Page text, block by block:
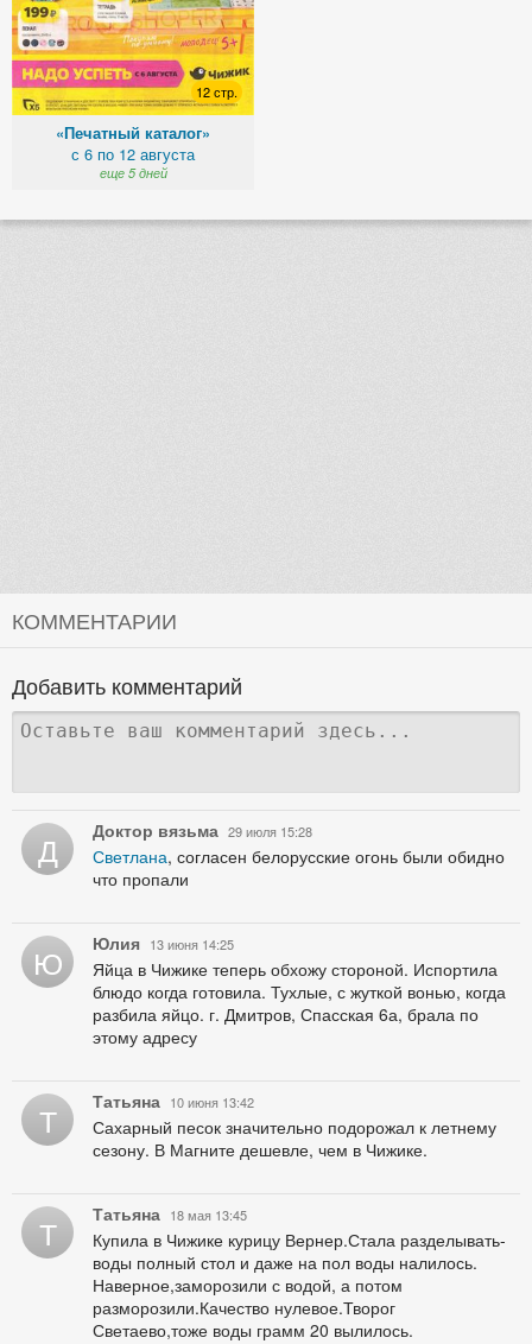
12 стр.
«Печатный каталог»
с 6 по 12 августа
еще 5 дней
КОММЕНТАРИИ
Добавить комментарий
Д Доктор вязьма 29 июля 15:28
Светлана, согласен белорусские огонь были обидно
что пропали
Ю Юлия 13 июня 14:25
Яйца в Чижике теперь обхожу стороной. Испортила
блюдо когда готовила. Тухлые, с жуткой вонью, когда
разбила яйцо. г. Дмитров, Спасская 6а, брала по
этому адресу
Т Татьяна 10 июня 13:42
Сахарный песок значительно подорожал к летнему
сезону. В Магните дешевле, чем в Чижике.
Т Татьяна 18 мая 13:45
Купила в Чижике курицу Вернер.Стала разделывать-
воды полный стол и даже на пол воды налилось.
Наверное,заморозили с водой, а потом
разморозили.Качество нулевое.Творог
Светаево,тоже воды грамм 20 вылилось.